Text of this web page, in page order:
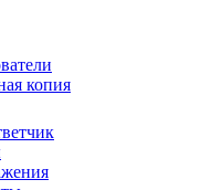
копия